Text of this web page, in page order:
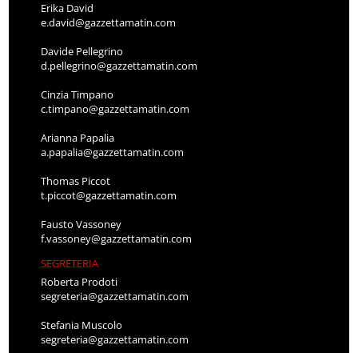
Erika David
e.david@gazzettamatin.com
Davide Pellegrino
d.pellegrino@gazzettamatin.com
Cinzia Timpano
c.timpano@gazzettamatin.com
Arianna Papalia
a.papalia@gazzettamatin.com
Thomas Piccot
t.piccot@gazzettamatin.com
Fausto Vassoney
f.vassoney@gazzettamatin.com
SEGRETERIA
Roberta Prodoti
segreteria@gazzettamatin.com
Stefania Muscolo
segreteria@gazzettamatin.com